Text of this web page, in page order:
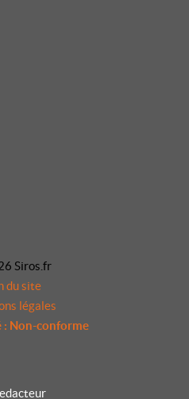
Siros.fr
du site
légales
: Non-conforme